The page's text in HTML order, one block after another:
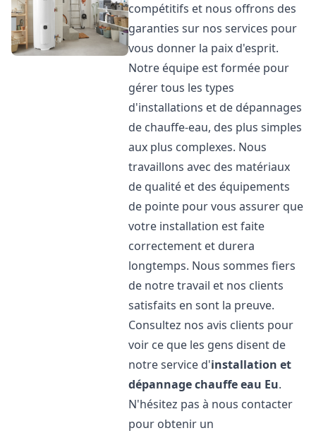
compétitifs et nous offrons des
garanties sur nos services pour
vous donner la paix d'esprit.
Notre équipe est formée pour
gérer tous les types
d'installations et de dépannages
de chauffe-eau, des plus simples
aux plus complexes. Nous
travaillons avec des matériaux
de qualité et des équipements
de pointe pour vous assurer que
votre installation est faite
correctement et durera
longtemps. Nous sommes fiers
de notre travail et nos clients
satisfaits en sont la preuve.
Consultez nos avis clients pour
voir ce que les gens disent de
notre service d'installation et
dépannage chauffe eau Eu.
N'hésitez pas à nous contacter
pour obtenir un